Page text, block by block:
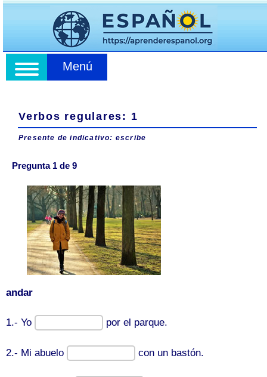
Menú
Verbos regulares: 1
Presente de indicativo: escribe
Pregunta 1 de 9
andar
1.- Yo por el parque.
2.- Mi abuelo con un bastón.